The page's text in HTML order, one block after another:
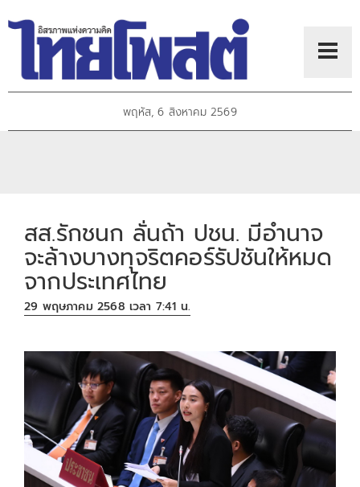
พฤหัส, 6 สิงหาคม 2569
สส.รักชนก ลั่นถ้า ปชน. มีอำนาจ
จะล้างบางทุจริตคอร์รัปชันให้หมด
จากประเทศไทย
29 พฤษภาคม 2568 เวลา 7:41 น.